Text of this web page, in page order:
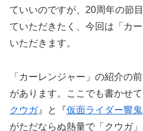
ていいのですが、20周年の節
ていただきたく、今回は「カ
いただきます。
「カーレンジャー」の紹介の
があります。ここでも書かせ
クウガ』と『仮面ライダー響鬼
がただならぬ熱量で「クウガ